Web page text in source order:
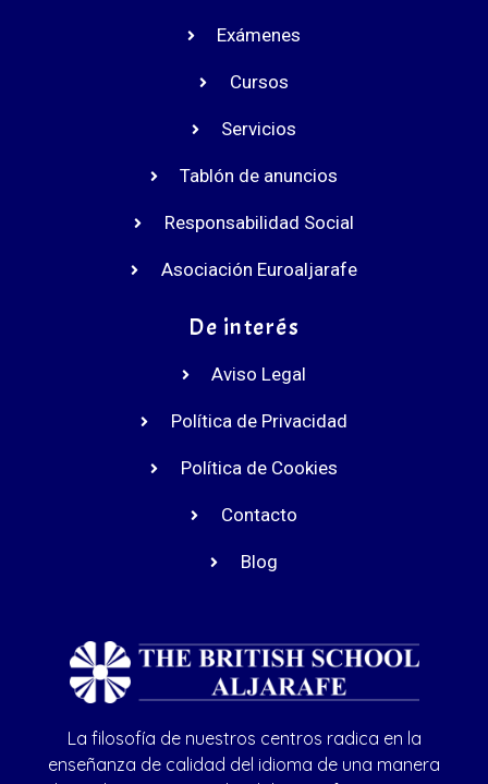
La filosofía de nuestros centros radica en la
enseñanza de calidad del idioma de una manera
De interés
Aviso Legal
Política de Privacidad
Política de Cookies
Contacto
Blog
Exámenes
Cursos
Servicios
Tablón de anuncios
Responsabilidad Social
Asociación Euroaljarafe